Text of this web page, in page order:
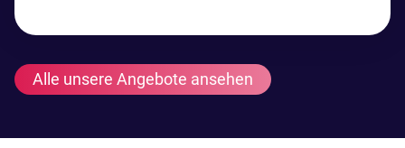
Alle unsere Angebote ansehen